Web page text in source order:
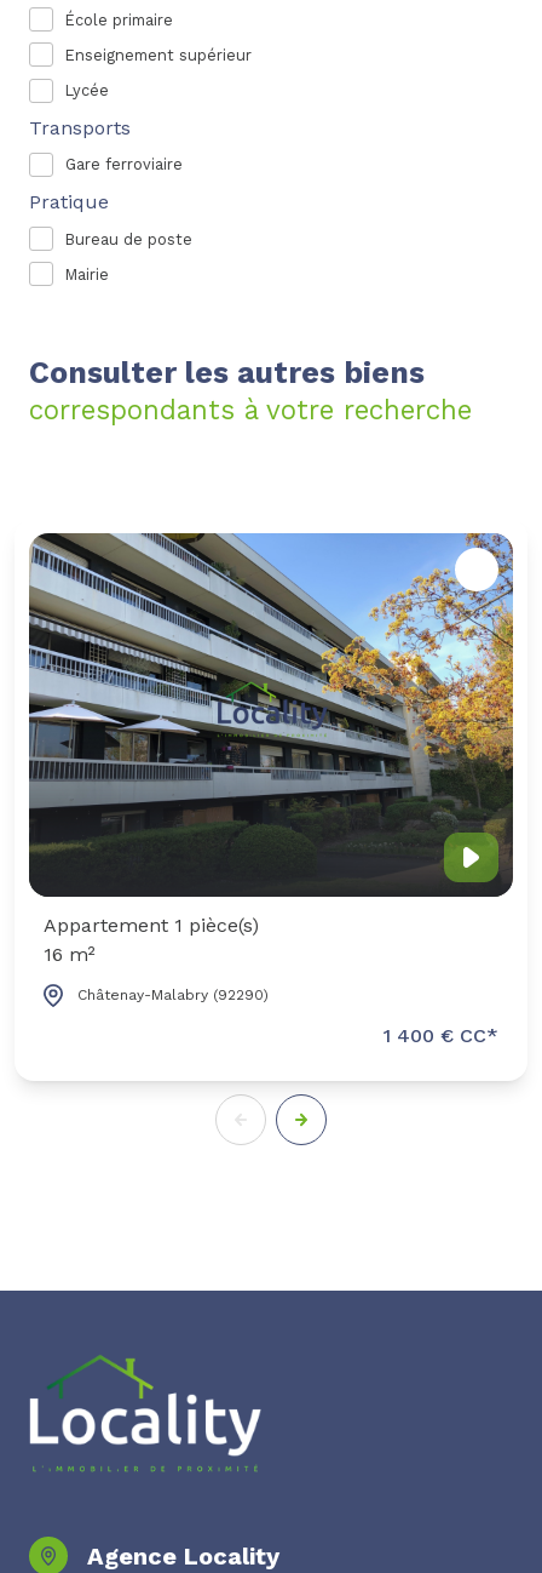
École primaire
Enseignement supérieur
Lycée
Transports
Gare ferroviaire
Pratique
Bureau de poste
Mairie
Consulter les autres biens
correspondants à votre recherche
Appartement 1 pièce(s)
16 m²
Châtenay-Malabry (92290)
1 400 € CC*
Agence Locality